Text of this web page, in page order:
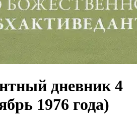
дневник 4
1976 года)